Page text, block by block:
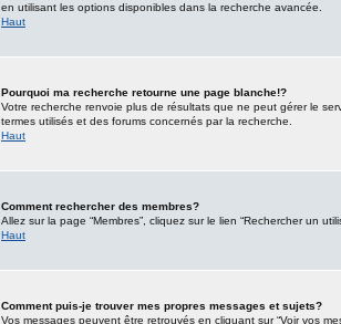
en utilisant les options disponibles dans la recherche avancée.
Haut
Pourquoi ma recherche retourne une page blanche!?
Votre recherche renvoie plus de résultats que ne peut gérer le
termes utilisés et des forums concernés par la recherche.
Haut
Comment rechercher des membres?
Allez sur la page “Membres”, cliquez sur le lien “Rechercher un
Haut
Comment puis-je trouver mes propres messages et sujets?
Vos messages peuvent être retrouvés en cliquant sur “Voir vos